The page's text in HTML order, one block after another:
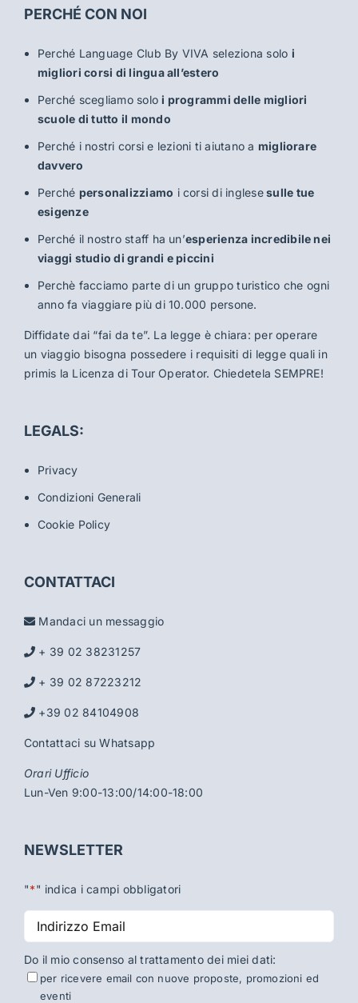
PERCHÉ CON NOI
Perché Language Club By VIVA seleziona solo i
migliori corsi di lingua all’estero
Perché scegliamo soloi programmi delle migliori
scuole di tutto il mondo
Perché i nostri corsi e lezioni ti aiutano a migliorare
davvero
Perché personalizziamo i corsi di inglesesulle tue
esigenze
Perché il nostro staff ha un’esperienza incredibile nei
viaggi studio di grandi e piccini
Perchè facciamo parte di un gruppo turistico che ogni
anno fa viaggiare più di 10.000 persone.
Diffidate dai “fai da te”. La legge è chiara: per operare
un viaggio bisogna possedere i requisiti di legge quali in
primis la Licenza di Tour Operator. Chiedetela SEMPRE!
LEGALS:
Privacy
Condizioni Generali
Cookie Policy
CONTATTACI
Mandaci un messaggio
+ 39 02 38231257
+ 39 02 87223212
+39 02 84104908
Contattaci su Whatsapp
Orari Ufficio
Lun-Ven 9:00-13:00/14:00-18:00
NEWSLETTER
"*" indica i campi obbligatori
Indirizzo
Email*
Do il mio consenso al trattamento dei miei dati:
per ricevere email con nuove proposte, promozioni ed
eventi